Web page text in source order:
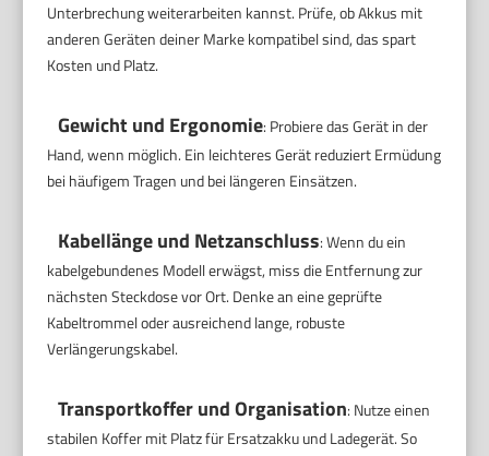
Unterbrechung weiterarbeiten kannst. Prüfe, ob Akkus mit
anderen Geräten deiner Marke kompatibel sind, das spart
Kosten und Platz.
Gewicht und Ergonomie: Probiere das Gerät in der
Hand, wenn möglich. Ein leichteres Gerät reduziert Ermüdung
bei häufigem Tragen und bei längeren Einsätzen.
Kabellänge und Netzanschluss: Wenn du ein
kabelgebundenes Modell erwägst, miss die Entfernung zur
nächsten Steckdose vor Ort. Denke an eine geprüfte
Kabeltrommel oder ausreichend lange, robuste
Verlängerungskabel.
Transportkoffer und Organisation: Nutze einen
stabilen Koffer mit Platz für Ersatzakku und Ladegerät. So